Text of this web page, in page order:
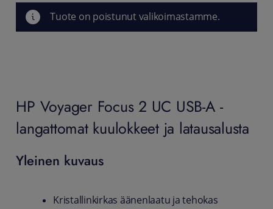
Tuote on poistunut valikoimastamme.
HP Voyager Focus 2 UC USB-A -
langattomat kuulokkeet ja latausalusta
Yleinen kuvaus
Kristallinkirkas äänenlaatu ja tehokas